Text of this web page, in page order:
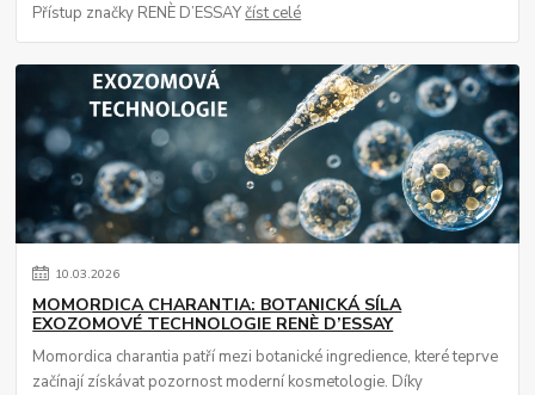
Přístup značky RENÈ D’ESSAYčíst celé
10.03.2026
MOMORDICA CHARANTIA: BOTANICKÁ SÍLA
EXOZOMOVÉ TECHNOLOGIE RENÈ D’ESSAY
Momordica charantia patří mezi botanické ingredience, které teprve
začínají získávat pozornost moderní kosmetologie. Díky